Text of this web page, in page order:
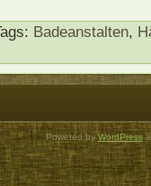
Badeanstalten,
Powered by WordPress